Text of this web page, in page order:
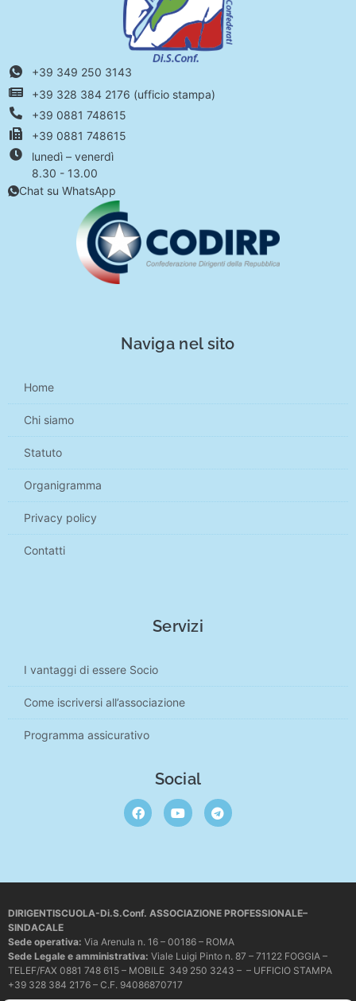
+39 349 250 3143
+39 328 384 2176 (ufficio stampa)
+39 0881 748615
+39 0881 748615
lunedì – venerdì
8.30 - 13.00
Chat su WhatsApp
Naviga nel sito
Home
Chi siamo
Statuto
Organigramma
Privacy policy
Contatti
Servizi
I vantaggi di essere Socio
Come iscriversi all’associazione
Programma assicurativo
Social
DIRIGENTISCUOLA-Di.S.Conf. ASSOCIAZIONE PROFESSIONALE–
SINDACALE
Sede operativa: Via Arenula n. 16 – 00186 – ROMA
Sede Legale e amministrativa: Viale Luigi Pinto n. 87 – 71122 FOGGIA –
TELEF/FAX 0881 748 615 – MOBILE 349 250 3243 – – UFFICIO STAMPA
+39 328 384 2176 – C.F. 94086870717